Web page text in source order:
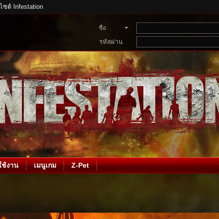
ซต์ Infestation
ชื่อ
สมาชิก
รหัสผ่าน
ช้งาน เมนูเกม Z-Pet